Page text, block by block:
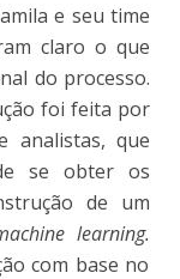
e seu time
claro o que
do processo.
foi feita por
analistas, que
se obter os
de um
learning.
com base no